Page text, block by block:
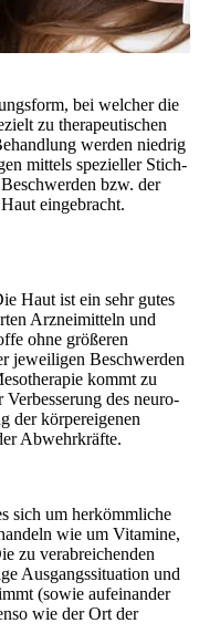
bei welcher die
zu therapeutischen
werden niedrig
mittels spezieller Stich-
bzw. der
eingebracht.
Haut ist ein sehr gutes
Arzneimitteln und
ohne größeren
jeweiligen Beschwerden
kommt zu
des neuro-
der körpereigenen
Abwehrkräfte.
sich um herkömmliche
wie um Vitamine,
zu verabreichenden
Ausgangssituation und
(sowie aufeinander
wie der Ort der